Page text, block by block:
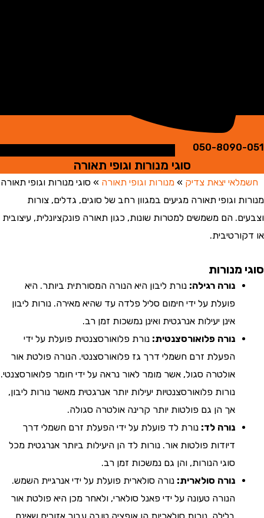
050-
סוגי מנורות וגופי תאורה
יצאת צדיק »מנורות וגופי תאורה»סוגי מנורות וגופי תאורה
וגופי תאורה מגיעים במגוון רחב של סוגים, גדלים, צורות
הם משמשים למטרות שונות, כגון תאורה פונקציונלית, עיצובית
מנורות
נורה רגילה:נורת ליבון היא הנורה המסורתית ביותר. היא
פועלת על ידי חימום סליל פלדה עד שהיא מאירה. נורות ליבון
אינן יעילות אנרגטית ואינן נמשכות זמן רב.
נורה פלואורסצנטית:נורת פלואורסצנטית פועלת על ידי
הפעלת זרם חשמלי דרך גז פלואורסצנטי. הנורה פולטת אור
אולטרה סגול, אשר מומר לאור נראה על ידי חומר פלואורסצנטי.
נורות פלואורסצנטיות יעילות יותר אנרגטית מאשר נורות ליבון,
אך הן גם פולטות יותר קרינה אולטרה סגולה.
נורה לד:נורת לד פועלת על ידי הפעלת זרם חשמלי דרך
דיודות פולטות אור. נורות לד הן היעילות ביותר אנרגטית מכל
סוגי הנורות, והן גם נמשכות זמן רב.
נורה סולארית:נורה סולארית פועלת על ידי אנרגיית השמש.
הנורה טעונה על ידי פאנל סולארי, ולאחר מכן היא פולטת אור